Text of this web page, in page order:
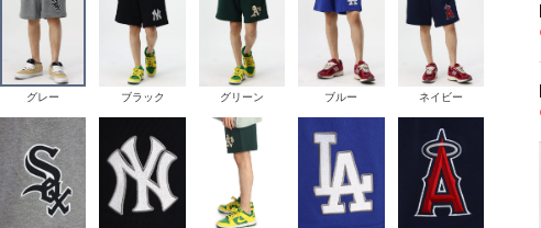
グレー ブラック グリーン ブルー ネイビー